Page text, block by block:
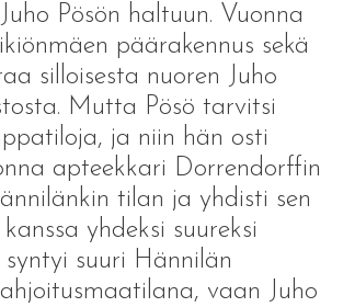
Pösön haltuun. Vuonna
päärakennus sekä
silloisesta nuoren Juho
Mutta Pösö tarvitsi
ja niin hän osti
apteekkari Dorrendorffin
tilan ja yhdisti sen
yhdeksi suureksi
suuri Hännilän
vaan Juho